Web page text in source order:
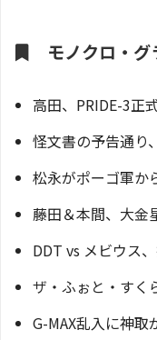
モノクロ・グ
高田、PRIDE-3正
怪文書の予告通り
松永がポーゴ軍か
藤田＆本間、大金
DDT vs メビウス
ザ・ふぉと・すく
G-MAX乱入に神取